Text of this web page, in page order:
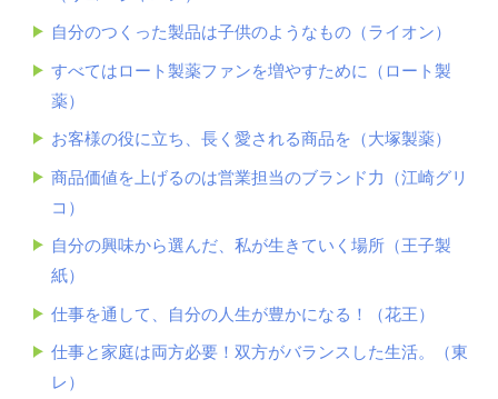
自分のつくった製品は子供のようなもの（ライオン）
すべてはロート製薬ファンを増やすために（ロート製
薬）
お客様の役に立ち、長く愛される商品を（大塚製薬）
商品価値を上げるのは営業担当のブランド力（江崎グリ
コ）
自分の興味から選んだ、私が生きていく場所（王子製
紙）
仕事を通して、自分の人生が豊かになる！（花王）
仕事と家庭は両方必要！双方がバランスした生活。（東
レ）